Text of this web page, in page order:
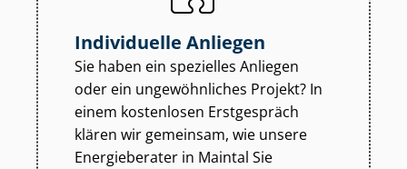
Individuelle Anliegen
Sie haben ein spezielles Anliegen
oder ein ungewöhnliches Projekt? In
einem kostenlosen Erstgespräch
klären wir gemeinsam, wie unsere
Energieberater in Maintal Sie